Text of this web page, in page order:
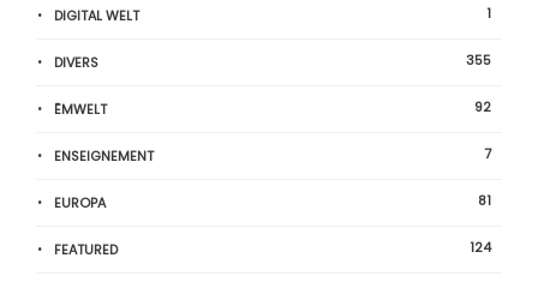
DIGITAL WELT 1
DIVERS 355
ËMWELT 92
ENSEIGNEMENT 7
EUROPA 81
FEATURED 124